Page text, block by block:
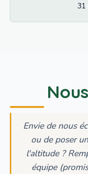
31
Envie de nous
ou de poser
l'altitude ?
équipe